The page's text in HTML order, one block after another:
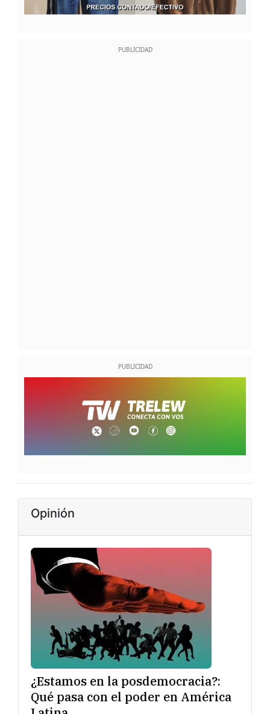
Opinión
¿Estamos en la posdemocracia?:
Qué pasa con el poder en América